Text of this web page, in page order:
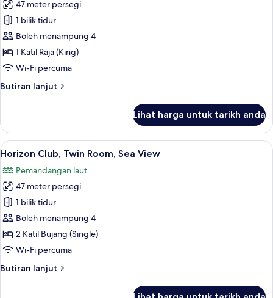
untuk
Horizon
Club,
Room,
1
Raja
View
47 meter persegi
1 bilik tidur
Boleh menampung 4
1 Katil Raja (King)
Wi-Fi percuma
Butiran lanjut
Butiran
Club,
Room,
1
Raja
(King),
Sea
View
Lihat harga untuk tarikh anda
Lihat
semua
foto
untuk
Horizon
Club,
Twin
Room,
View
Gebar bulu kapas, peti besi dalam
7
Horizon Club, Twin Room, Sea View
Pemandangan laut
47 meter persegi
1 bilik tidur
Boleh menampung 4
2 Katil Bujang (Single)
Wi-Fi percuma
Butiran lanjut
Butiran